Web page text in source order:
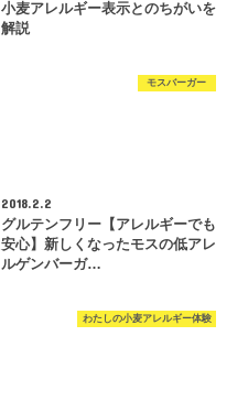
小麦アレルギー表示とのちがいを
解説
モスバーガー
2018.2.2
グルテンフリー【アレルギーでも
安心】新しくなったモスの低アレ
ルゲンバーガ…
わたしの小麦アレルギー体験